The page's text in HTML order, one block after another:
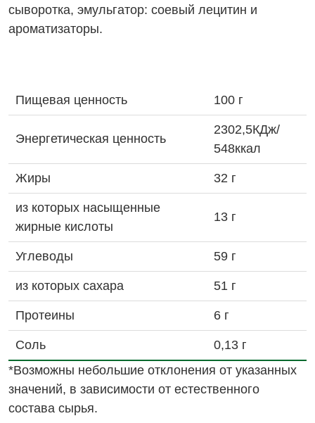
сыворотка, эмульгатор: соевый лецитин и
ароматизаторы.
Пищевая ценность 100 г
Энергетическая ценность
2302,5КДж/
548ккал
Жиры 32 г
из которых насыщенные
жирные кислоты
13 г
Углеводы 59 г
из которых сахара 51 г
Протеины 6 г
Соль
0,13 г
*Возможны небольшие отклонения от указанных
значений, в зависимости от естественного
состава сырья.